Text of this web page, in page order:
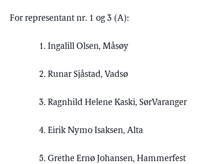
For representant nr. 1 og 3 (A):
1. Ingalill Olsen, Måsøy
2. Runar Sjåstad, Vadsø
3. Ragnhild Helene Kaski, SørVaranger
4. Eirik Nymo Isaksen, Alta
5. Grethe Ernø Johansen, Hammerfest